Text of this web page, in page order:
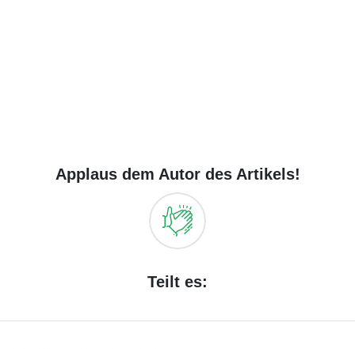
Applaus dem Autor des Artikels!
Teilt es: